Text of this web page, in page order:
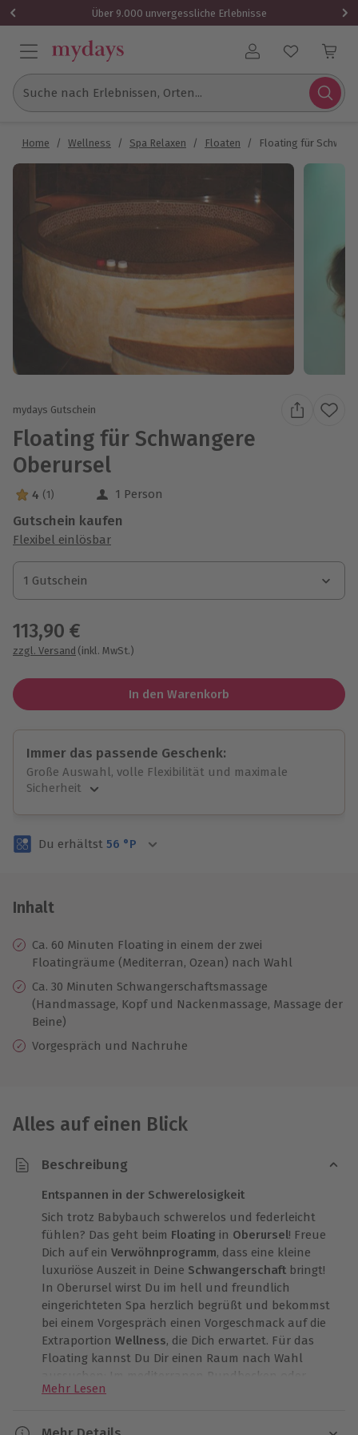
Über 9.000 unvergessliche Erlebnisse
Benutzerkonto
Suche nach Erlebnissen, Orten...
Home / Wellness / Spa Relaxen / Floaten / Floating für
mydays Gutschein
Floating für Schwangere
Oberursel
4 Sterne von 5 aus 1 Bewertungen
4 (1) 1 Person
Gutschein kaufen
Flexibel einlösbar
1 Gutschein
1 Gutschein
1 Gutschein
113,90 €
zzgl. Versand (inkl. MwSt.)
In den Warenkorb
Immer das passende Geschenk:
Große Auswahl, volle Flexibilität und maximale
Sicherheit
Volle Flexibilität
3 Jahre gültig & verlängerbar.
Du erhältst 56 °P
Inhalt
Ca. 60 Minuten Floating in einem der zwei
Floatingräume (Mediterran, Ozean) nach Wahl
Ca. 30 Minuten Schwangerschaftsmassage
(Handmassage, Kopf und Nackenmassage, Massage der
Beine)
Vorgespräch und Nachruhe
Alles auf einen Blick
Beschreibung
Entspannen in der Schwerelosigkeit
Sich trotz Babybauch schwerelos und federleicht
fühlen? Das geht beim Floating in Oberursel! Freue
Dich auf ein Verwöhnprogramm, dass eine kleine
luxuriöse Auszeit in Deine Schwangerschaft bringt!
In Oberursel wirst Du im hell und freundlich
eingerichteten Spa herzlich begrüßt und bekommst
bei einem Vorgespräch einen Vorgeschmack auf die
Extraportion Wellness, die Dich erwartet. Für das
Floating kannst Du Dir einen Raum nach Wahl
aussuchen: Im mediterranen Rundbecken oder
unter türkisfarbenener Meeresdecke findest Du in
Mehr Lesen